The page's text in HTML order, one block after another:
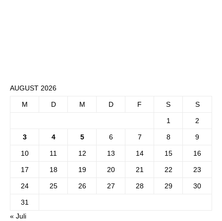
AUGUST 2026
M D M D F S S
1 2
3 4 5 6 7 8 9
10 11 12 13 14 15 16
17 18 19 20 21 22 23
24 25 26 27 28 29 30
31
« Juli